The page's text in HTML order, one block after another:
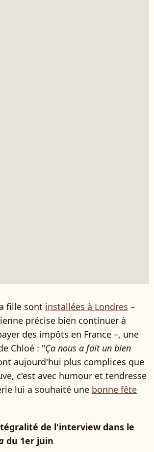
fille sont installées à Londres –
précise bien continuer à
des impôts en France –, une
Chloé : "Ça nous a fait un bien
aujourd'hui plus complices que
c'est avec humour et tendresse
lui a souhaité une bonne fête
de l'interview dans le
du 1er juin